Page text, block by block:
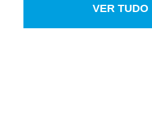
VER TUDO